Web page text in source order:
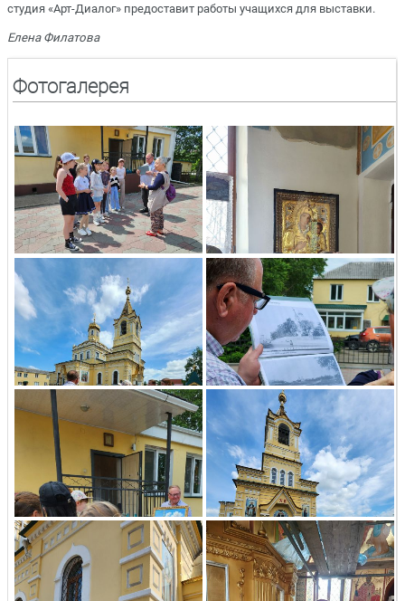
студия «Арт-Диалог» предоставит работы учащихся для выставки.
Елена Филатова
Фотогалерея